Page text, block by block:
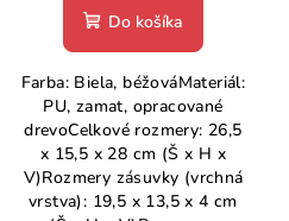
Do košíka
Farba: Biela, béžováMateriál:
PU, zamat, opracované
drevoCelkové rozmery: 26,5
x 15,5 x 28 cm (Š x H x
V)Rozmery zásuvky (vrchná
vrstva): 19,5 x 13,5 x 4 cm